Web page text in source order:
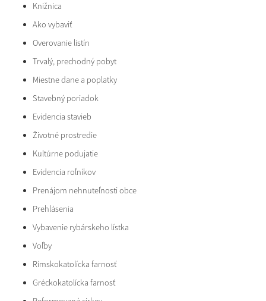
Knižnica
Ako vybaviť
Overovanie listín
Trvalý, prechodný pobyt
Miestne dane a poplatky
Stavebný poriadok
Evidencia stavieb
Životné prostredie
Kultúrne podujatie
Evidencia roľníkov
Prenájom nehnuteľnosti obce
Prehlásenia
Vybavenie rybárskeho lístka
Voľby
Rímskokatolícka farnosť
Gréckokatolícka farnosť